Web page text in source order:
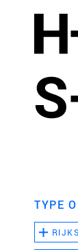
TYPE